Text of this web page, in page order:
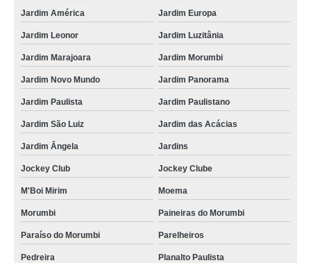
Jardim América Jardim Europa
Jardim Leonor Jardim Luzitânia
Jardim Marajoara Jardim Morumbi
Jardim Novo Mundo Jardim Panorama
Jardim Paulista Jardim Paulistano
Jardim São Luiz Jardim das Acácias
Jardim Ângela Jardins
Jockey Club Jockey Clube
M'Boi Mirim Moema
Morumbi Paineiras do Morumbi
Paraíso do Morumbi Parelheiros
Pedreira Planalto Paulista